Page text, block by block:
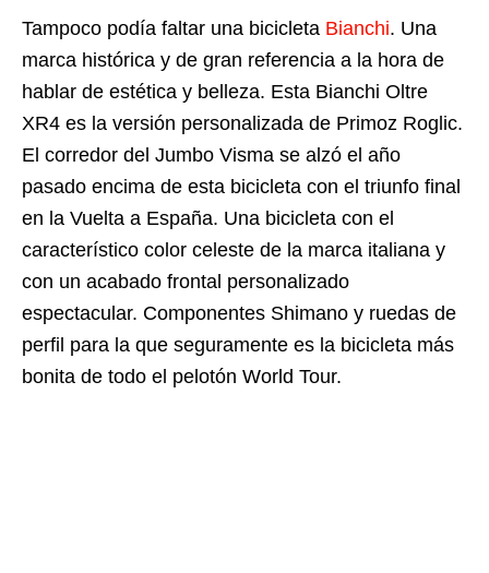
Tampoco podía faltar una bicicleta Bianchi. Una
marca histórica y de gran referencia a la hora de
hablar de estética y belleza. Esta Bianchi Oltre
XR4 es la versión personalizada de Primoz Roglic.
El corredor del Jumbo Visma se alzó el año
pasado encima de esta bicicleta con el triunfo final
en la Vuelta a España. Una bicicleta con el
característico color celeste de la marca italiana y
con un acabado frontal personalizado
espectacular. Componentes Shimano y ruedas de
perfil para la que seguramente es la bicicleta más
bonita de todo el pelotón World Tour.